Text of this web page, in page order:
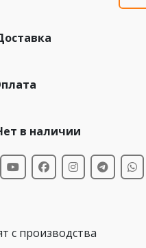
в наличии
с производства